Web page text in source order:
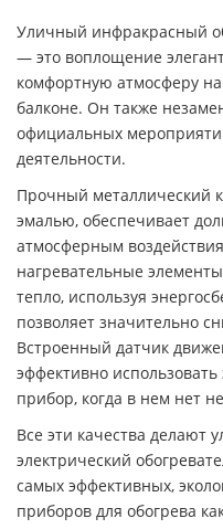
Уличный инфракрасный
— это воплощение
комфортную атмосферу
балконе. Он также
официальных
деятельности.
Прочный металлический
эмалью, обеспечивает
атмосферным
нагревательные
тепло, используя
позволяет значительно
Встроенный датчик
эффективно
прибор, когда в нем нет
Все эти качества делают
электрический
самых эффективных,
приборов для обогрева